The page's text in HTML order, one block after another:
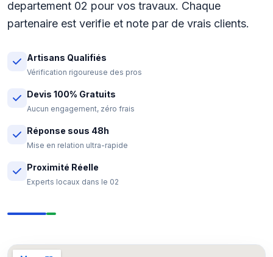
departement 02 pour vos travaux. Chaque
partenaire est verifie et note par de vrais clients.
Artisans Qualifiés
Vérification rigoureuse des pros
Devis 100% Gratuits
Aucun engagement, zéro frais
Réponse sous 48h
Mise en relation ultra-rapide
Proximité Réelle
Experts locaux dans le 02